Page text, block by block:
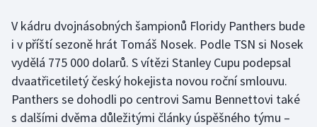
Jezdectví
Judo
Krasobruslení
V kádru dvojnásobných šampionů Floridy Panthers bude
i v příští sezoně hrát Tomáš Nosek. Podle TSN si Nosek
vydělá 775 000 dolarů. S vítězi Stanley Cupu podepsal
dvaatřicetiletý český hokejista novou roční smlouvu.
Panthers se dohodli po centrovi Samu Bennettovi také
s dalšími dvěma důležitými články úspěšného týmu –